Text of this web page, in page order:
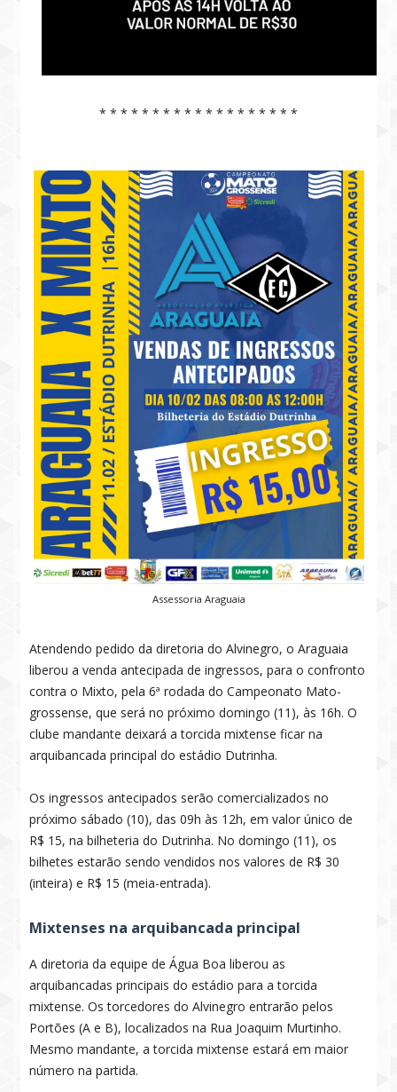
* * * * * * * * * * * * * * * * * * *
Assessoria Araguaia
Atendendo pedido da diretoria do Alvinegro, o Araguaia
liberou a venda antecipada de ingressos, para o confronto
contra o Mixto, pela 6ª rodada do Campeonato Mato-
grossense, que será no próximo domingo (11), às 16h. O
clube mandante deixará a torcida mixtense ficar na
arquibancada principal do estádio Dutrinha.
Os ingressos antecipados serão comercializados no
próximo sábado (10), das 09h às 12h, em valor único de
R$ 15, na bilheteria do Dutrinha. No domingo (11), os
bilhetes estarão sendo vendidos nos valores de R$ 30
(inteira) e R$ 15 (meia-entrada).
Mixtenses na arquibancada principal
A diretoria da equipe de Água Boa liberou as
arquibancadas principais do estádio para a torcida
mixtense. Os torcedores do Alvinegro entrarão pelos
Portões (A e B), localizados na Rua Joaquim Murtinho.
Mesmo mandante, a torcida mixtense estará em maior
número na partida.